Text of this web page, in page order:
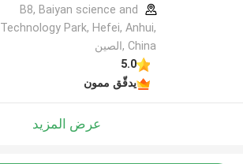
B8, Baiyan science and
Technology Park, Hefei, Anhui,
China ,الصين
5.0
يدقّق ممون
عرض المزيد